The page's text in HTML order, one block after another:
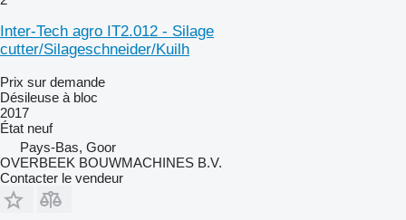
Inter-Tech agro IT2.012 - Silage
cutter/Silageschneider/Kuilh
Prix sur demande
Désileuse à bloc
2017
État neuf
Pays-Bas, Goor
OVERBEEK BOUWMACHINES B.V.
Contacter le vendeur